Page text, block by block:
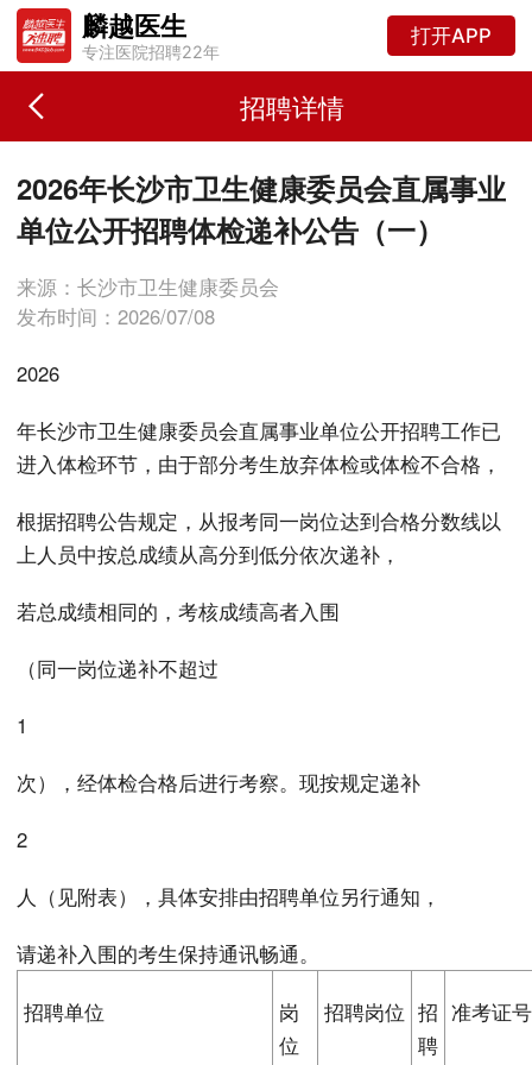
麟越医生
专注医院招聘22年
打开APP
招聘详情
2026年长沙市卫生健康委员会直属事业
单位公开招聘体检递补公告（一）
来源：长沙市卫生健康委员会
发布时间：2026/07/08
2026
年长沙市卫生健康委员会直属事业单位公开招聘工作已
进入体检环节，由于部分考生放弃体检或体检不合格，
根据招聘公告规定，从报考同一岗位达到合格分数线以
上人员中按总成绩从高分到低分依次递补，
若总成绩相同的，考核成绩高者入围
（同一岗位递补不超过
1
次），经体检合格后进行考察。现按规定递补
2
人（见附表），具体安排由招聘单位另行通知，
请递补入围的考生保持通讯畅通。
招聘单位
岗
位
招聘岗位 招
聘
准考证号